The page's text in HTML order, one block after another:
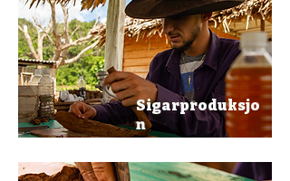
Sigarproduksjo
n